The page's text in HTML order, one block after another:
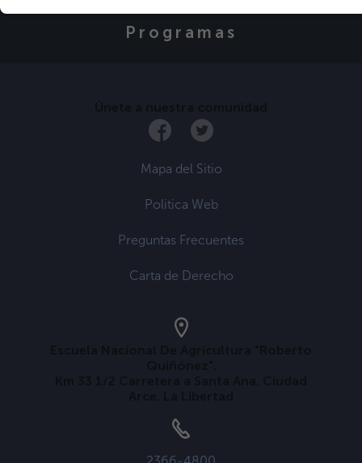
Programas
Mapa del Sitio
Politica Web
Preguntas Frecuentes
Carta de Derecho